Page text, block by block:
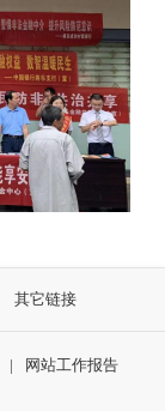
其它链接
|
网站工作报告